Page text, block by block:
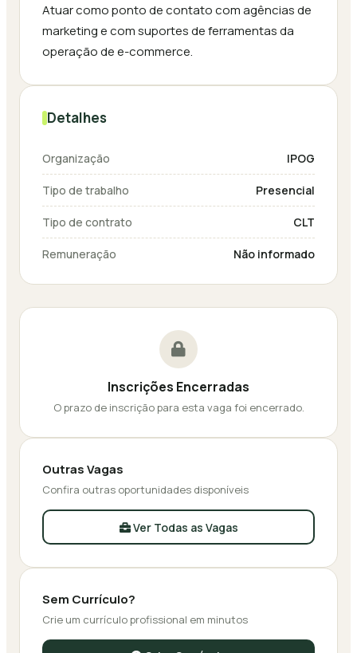
Atuar como ponto de contato com agências de
marketing e com suportes de ferramentas da
operação de e-commerce.
Detalhes
Organização IPOG
Tipo de trabalho Presencial
Tipo de contrato CLT
Remuneração Não informado
Inscrições Encerradas
O prazo de inscrição para esta vaga foi encerrado.
Outras Vagas
Confira outras oportunidades disponíveis
Ver Todas as Vagas
Sem Currículo?
Crie um currículo profissional em minutos